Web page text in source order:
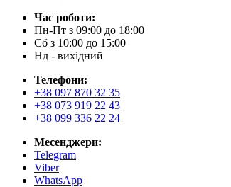
Час роботи:
Пн-Пт з 09:00 до 18:00
Сб з 10:00 до 15:00
Нд - вихідний
Телефони:
+38 097 870 32 35
+38 073 919 22 43
+38 099 336 22 24
Месенджери:
Telegram
Viber
WhatsApp